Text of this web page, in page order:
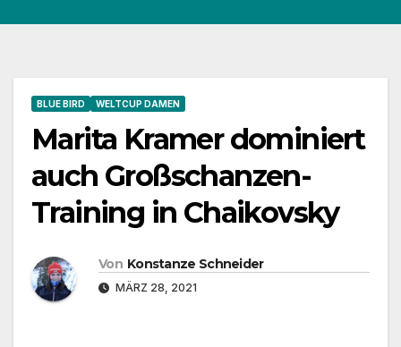
BLUE BIRD WELTCUP DAMEN
Marita Kramer dominiert
auch Großschanzen-
Training in Chaikovsky
Von Konstanze Schneider
MÄRZ 28, 2021